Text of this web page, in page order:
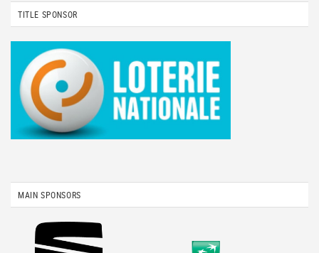
TITLE SPONSOR
MAIN SPONSORS